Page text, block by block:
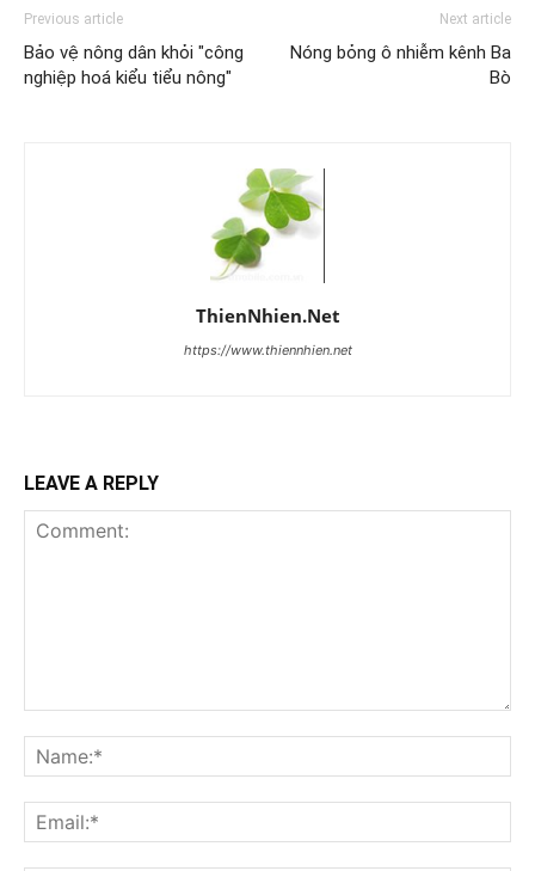
Previous article
Bảo vệ nông dân khỏi "công
nghiệp hoá kiểu tiểu nông"
Next article
Nóng bỏng ô nhiễm kênh Ba
Bò
ThienNhien.Net
https://www.thiennhien.net
LEAVE A REPLY